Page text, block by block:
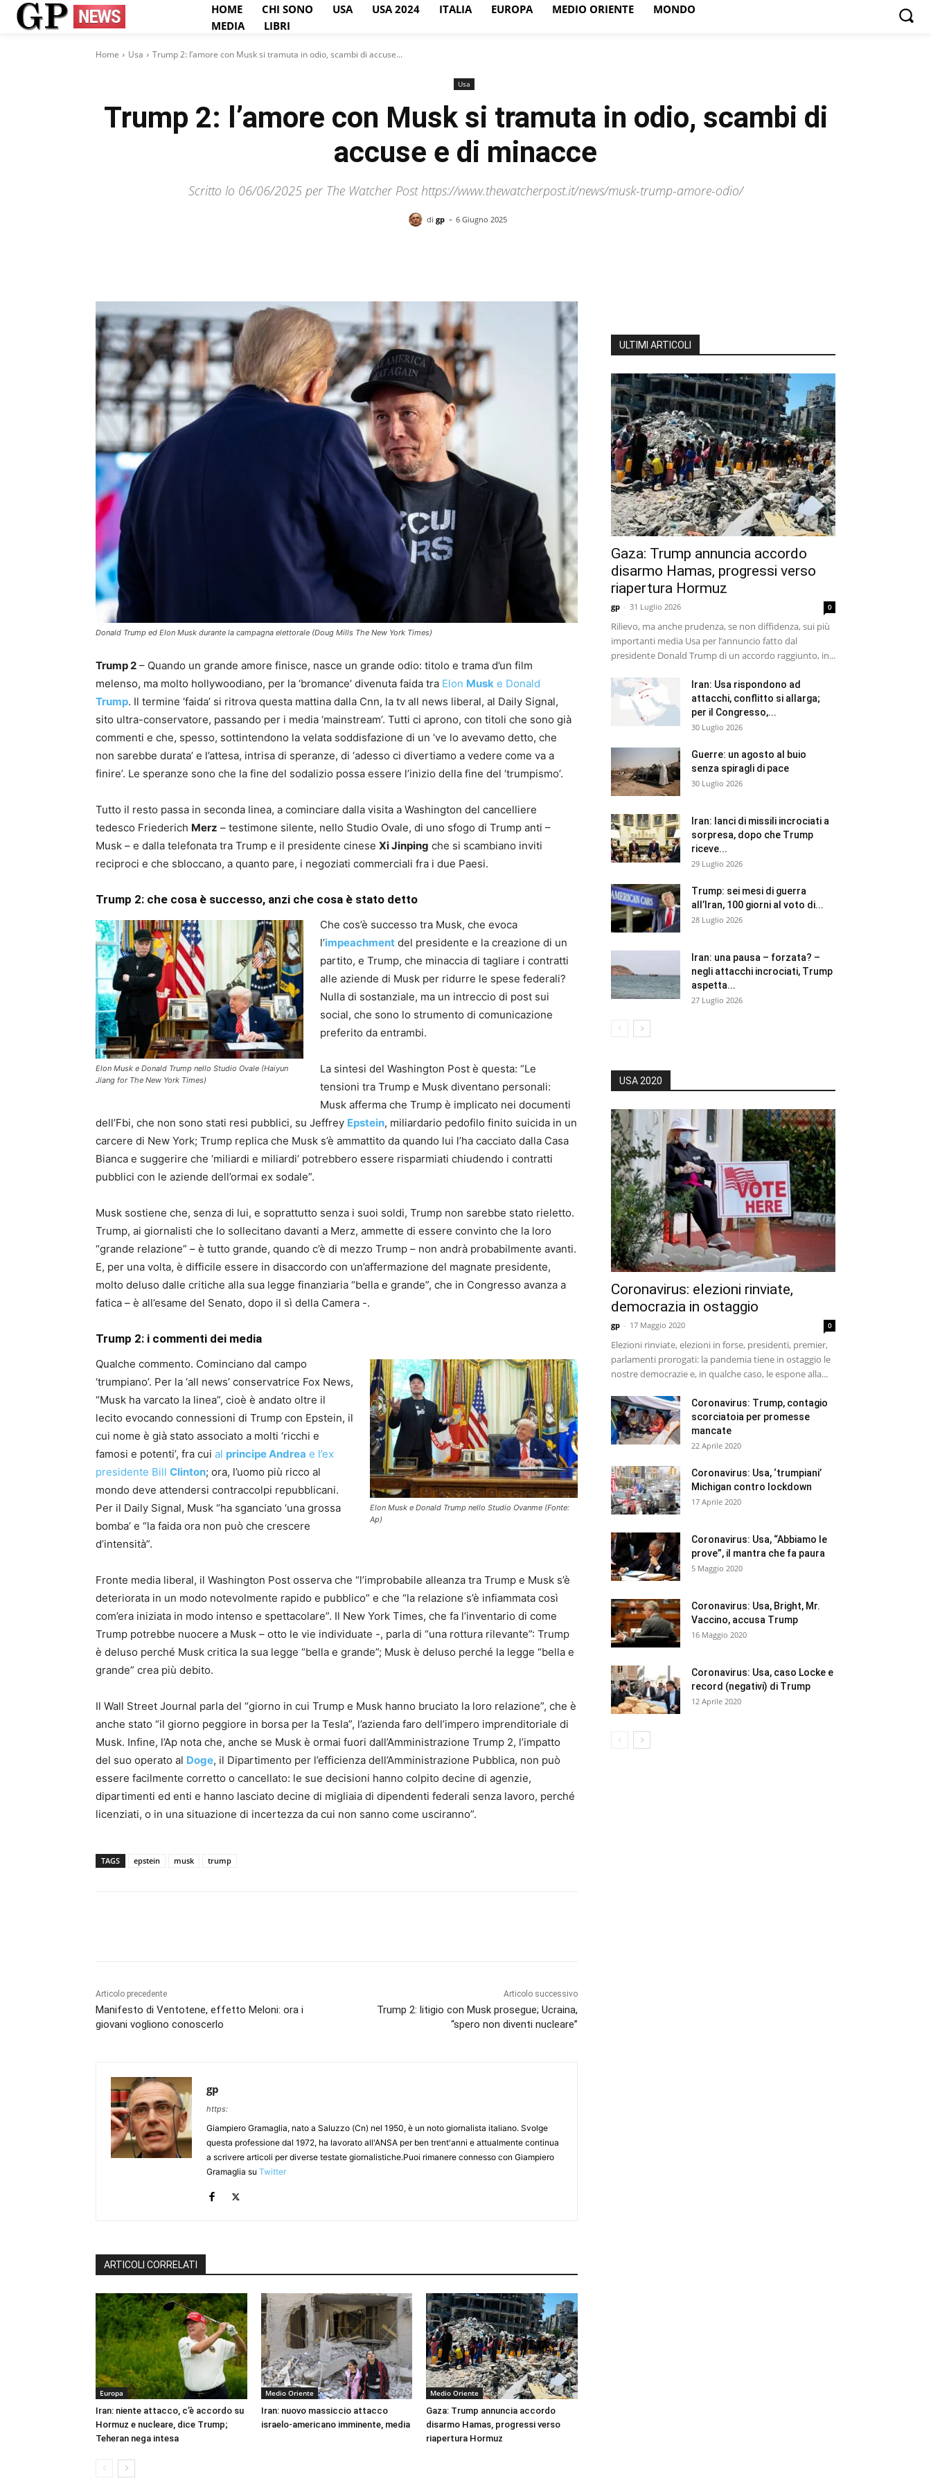
HOME CHI SONO USA USA 2024 ITALIA EUROPA MEDIO ORIENTE
MONDO
MEDIA
LIBRI
Home Usa Trump 2: l’amore con Musk si tramuta in odio, scambi di accuse...
Usa
Trump 2: l’amore con Musk si tramuta in odio, scambi di
accuse e di minacce
Scritto lo 06/06/2025 per The Watcher Post https://www.thewatcherpost.it/news/musk-trump-amore-odio/
di gp - 6 Giugno 2025
Donald Trump ed Elon Musk durante la campagna elettorale (Doug Mills The New York Times)
Trump 2 – Quando un grande amore finisce, nasce un grande odio: titolo e trama d’un film
melenso, ma molto hollywoodiano, per la ‘bromance’ divenuta faida tra Elon Musk e Donald
Trump. Il termine ‘faida’ si ritrova questa mattina dalla Cnn, la tv all news liberal, al Daily Signal,
sito ultra-conservatore, passando per i media ‘mainstream’. Tutti ci aprono, con titoli che sono già
commenti e che, spesso, sottintendono la velata soddisfazione di un ‘ve lo avevamo detto, che
non sarebbe durata’ e l’attesa, intrisa di speranze, di ‘adesso ci divertiamo a vedere come va a
finire’. Le speranze sono che la fine del sodalizio possa essere l’inizio della fine del ‘trumpismo’.
Tutto il resto passa in seconda linea, a cominciare dalla visita a Washington del cancelliere
tedesco Friederich Merz – testimone silente, nello Studio Ovale, di uno sfogo di Trump anti –
Musk – e dalla telefonata tra Trump e il presidente cinese Xi Jinping che si scambiano inviti
reciproci e che sbloccano, a quanto pare, i negoziati commerciali fra i due Paesi.
Trump 2: che cosa è successo, anzi che cosa è stato detto
Elon Musk e Donald Trump nello Studio Ovale (Haiyun
Jiang for The New York Times)
Che cos’è successo tra Musk, che evoca
l’impeachment del presidente e la creazione di un
partito, e Trump, che minaccia di tagliare i contratti
alle aziende di Musk per ridurre le spese federali?
Nulla di sostanziale, ma un intreccio di post sui
social, che sono lo strumento di comunicazione
preferito da entrambi.
La sintesi del Washington Post è questa: “Le
tensioni tra Trump e Musk diventano personali:
Musk afferma che Trump è implicato nei documenti
dell’Fbi, che non sono stati resi pubblici, su Jeffrey Epstein, miliardario pedofilo finito suicida in un
carcere di New York; Trump replica che Musk s’è ammattito da quando lui l’ha cacciato dalla Casa
Bianca e suggerire che ‘miliardi e miliardi’ potrebbero essere risparmiati chiudendo i contratti
pubblici con le aziende dell’ormai ex sodale”.
Musk sostiene che, senza di lui, e soprattutto senza i suoi soldi, Trump non sarebbe stato rieletto.
Trump, ai giornalisti che lo sollecitano davanti a Merz, ammette di essere convinto che la loro
“grande relazione” – è tutto grande, quando c’è di mezzo Trump – non andrà probabilmente avanti.
E, per una volta, è difficile essere in disaccordo con un’affermazione del magnate presidente,
molto deluso dalle critiche alla sua legge finanziaria “bella e grande”, che in Congresso avanza a
fatica – è all’esame del Senato, dopo il sì della Camera -.
Trump 2: i commenti dei media
Elon Musk e Donald Trump nello Studio Ovanme (Fonte:
Ap)
Qualche commento. Cominciano dal campo
‘trumpiano’. Per la ‘all news’ conservatrice Fox News,
“Musk ha varcato la linea”, cioè è andato oltre il
lecito evocando connessioni di Trump con Epstein, il
cui nome è già stato associato a molti ‘ricchi e
famosi e potenti’, fra cui al principe Andrea e l’ex
presidente Bill Clinton; ora, l’uomo più ricco al
mondo deve attendersi contraccolpi repubblicani.
Per il Daily Signal, Musk “ha sganciato ‘una grossa
bomba’ e “la faida ora non può che crescere
d’intensità”.
Fronte media liberal, il Washington Post osserva che “l’improbabile alleanza tra Trump e Musk s’è
deteriorata in un modo notevolmente rapido e pubblico” e che “la relazione s’è infiammata così
com’era iniziata in modo intenso e spettacolare”. Il New York Times, che fa l’inventario di come
Trump potrebbe nuocere a Musk – otto le vie individuate -, parla di “una rottura rilevante”: Trump
è deluso perché Musk critica la sua legge “bella e grande”; Musk è deluso perché la legge “bella e
grande” crea più debito.
Il Wall Street Journal parla del “giorno in cui Trump e Musk hanno bruciato la loro relazione”, che è
anche stato “il giorno peggiore in borsa per la Tesla”, l’azienda faro dell’impero imprenditoriale di
Musk. Infine, l’Ap nota che, anche se Musk è ormai fuori dall’Amministrazione Trump 2, l’impatto
del suo operato al Doge, il Dipartimento per l’efficienza dell’Amministrazione Pubblica, non può
essere facilmente corretto o cancellato: le sue decisioni hanno colpito decine di agenzie,
dipartimenti ed enti e hanno lasciato decine di migliaia di dipendenti federali senza lavoro, perché
licenziati, o in una situazione di incertezza da cui non sanno come usciranno”.
TAGS epstein musk trump
Articolo precedente
Manifesto di Ventotene, effetto Meloni: ora i
giovani vogliono conoscerlo
Articolo successivo
Trump 2: litigio con Musk prosegue; Ucraina,
“spero non diventi nucleare”
gp
https:
Giampiero Gramaglia, nato a Saluzzo (Cn) nel 1950, è un noto giornalista italiano. Svolge
questa professione dal 1972, ha lavorato all'ANSA per ben trent'anni e attualmente continua
a scrivere articoli per diverse testate giornalistiche.Puoi rimanere connesso con Giampiero
Gramaglia su Twitter
ARTICOLI CORRELATI
Europa
Iran: niente attacco, c’è accordo su
Hormuz e nucleare, dice Trump;
Teheran nega intesa
Medio Oriente
Iran: nuovo massiccio attacco
israelo-americano imminente, media
Medio Oriente
Gaza: Trump annuncia accordo
disarmo Hamas, progressi verso
riapertura Hormuz
ULTIMI ARTICOLI
Gaza: Trump annuncia accordo
disarmo Hamas, progressi verso
riapertura Hormuz
gp - 31 Luglio 2026 0
Rilievo, ma anche prudenza, se non diffidenza, sui più
importanti media Usa per l’annuncio fatto dal
presidente Donald Trump di un accordo raggiunto, in...
Iran: Usa rispondono ad
attacchi, conflitto si allarga;
per il Congresso,...
30 Luglio 2026
Guerre: un agosto al buio
senza spiragli di pace
30 Luglio 2026
Iran: lanci di missili incrociati a
sorpresa, dopo che Trump
riceve...
29 Luglio 2026
Trump: sei mesi di guerra
all’Iran, 100 giorni al voto di...
28 Luglio 2026
Iran: una pausa – forzata? –
negli attacchi incrociati, Trump
aspetta...
27 Luglio 2026
USA 2020
Coronavirus: elezioni rinviate,
democrazia in ostaggio
gp - 17 Maggio 2020 0
Elezioni rinviate, elezioni in forse, presidenti, premier,
parlamenti prorogati: la pandemia tiene in ostaggio le
nostre democrazie e, in qualche caso, le espone alla...
Coronavirus: Trump, contagio
scorciatoia per promesse
mancate
22 Aprile 2020
Coronavirus: Usa, ‘trumpiani’
Michigan contro lockdown
17 Aprile 2020
Coronavirus: Usa, “Abbiamo le
prove”, il mantra che fa paura
5 Maggio 2020
Coronavirus: Usa, Bright, Mr.
Vaccino, accusa Trump
16 Maggio 2020
Coronavirus: Usa, caso Locke e
record (negativi) di Trump
12 Aprile 2020